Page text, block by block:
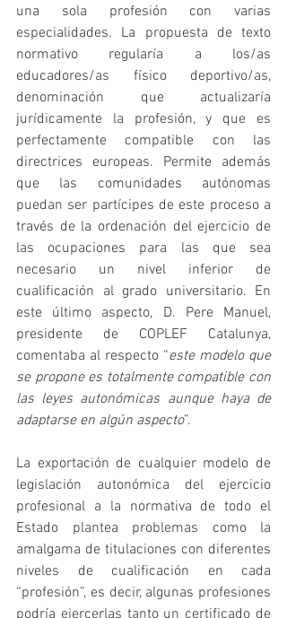
una sola profesión con varias
especialidades. La propuesta de texto
normativo regularía a los/as
educadores/as físico deportivo/as,
denominación que actualizaría
jurídicamente la profesión, y que es
perfectamente compatible con las
directrices europeas. Permite además
que las comunidades autónomas
puedan ser partícipes de este proceso a
través de la ordenación del ejercicio de
las ocupaciones para las que sea
necesario un nivel inferior de
cualificación al grado universitario. En
este último aspecto, D. Pere Manuel,
presidente de COPLEF Catalunya,
comentaba al respecto “este modelo que
se propone es totalmente compatible con
las leyes autonómicas aunque haya de
adaptarse en algún aspecto”.
La exportación de cualquier modelo de
legislación autonómica del ejercicio
profesional a la normativa de todo el
Estado plantea problemas como la
amalgama de titulaciones con diferentes
niveles de cualificación en cada
“profesión”, es decir, algunas profesiones
podría ejercerlas tanto un certificado de